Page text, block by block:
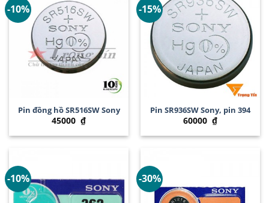
-10%
Pin đồng hồ SR516SW Sony
45000 ₫
-15%
Pin SR936SW Sony, pin 394
60000 ₫
-10% -30%